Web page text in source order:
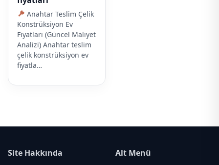
Anahtar Teslim Çelik
Konstrüksiyon Ev
Fiyatları (Güncel Maliyet
Analizi) Anahtar teslim
çelik konstrüksiyon ev
fiyatla…
Site Hakkında
Alt Menü